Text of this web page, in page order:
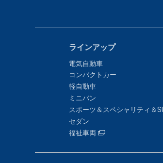
ラインアップ
電気自動車
コンパクトカー
軽自動車
ミニバン
スポーツ＆スペシャリティ＆
セダン
福祉車両